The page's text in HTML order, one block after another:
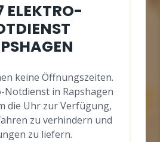
ELEKTRO-
keine Öffnungszeiten.
Notdienst in Rapshagen
die Uhr zur Verfügung,
zu verhindern und
zu liefern.